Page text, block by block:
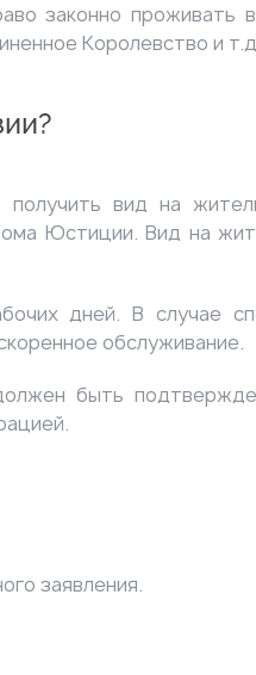
законно проживать
Королевство и
вид на
Юстиции. Вид на
дней. В случае
обслуживание.
быть
заявления.